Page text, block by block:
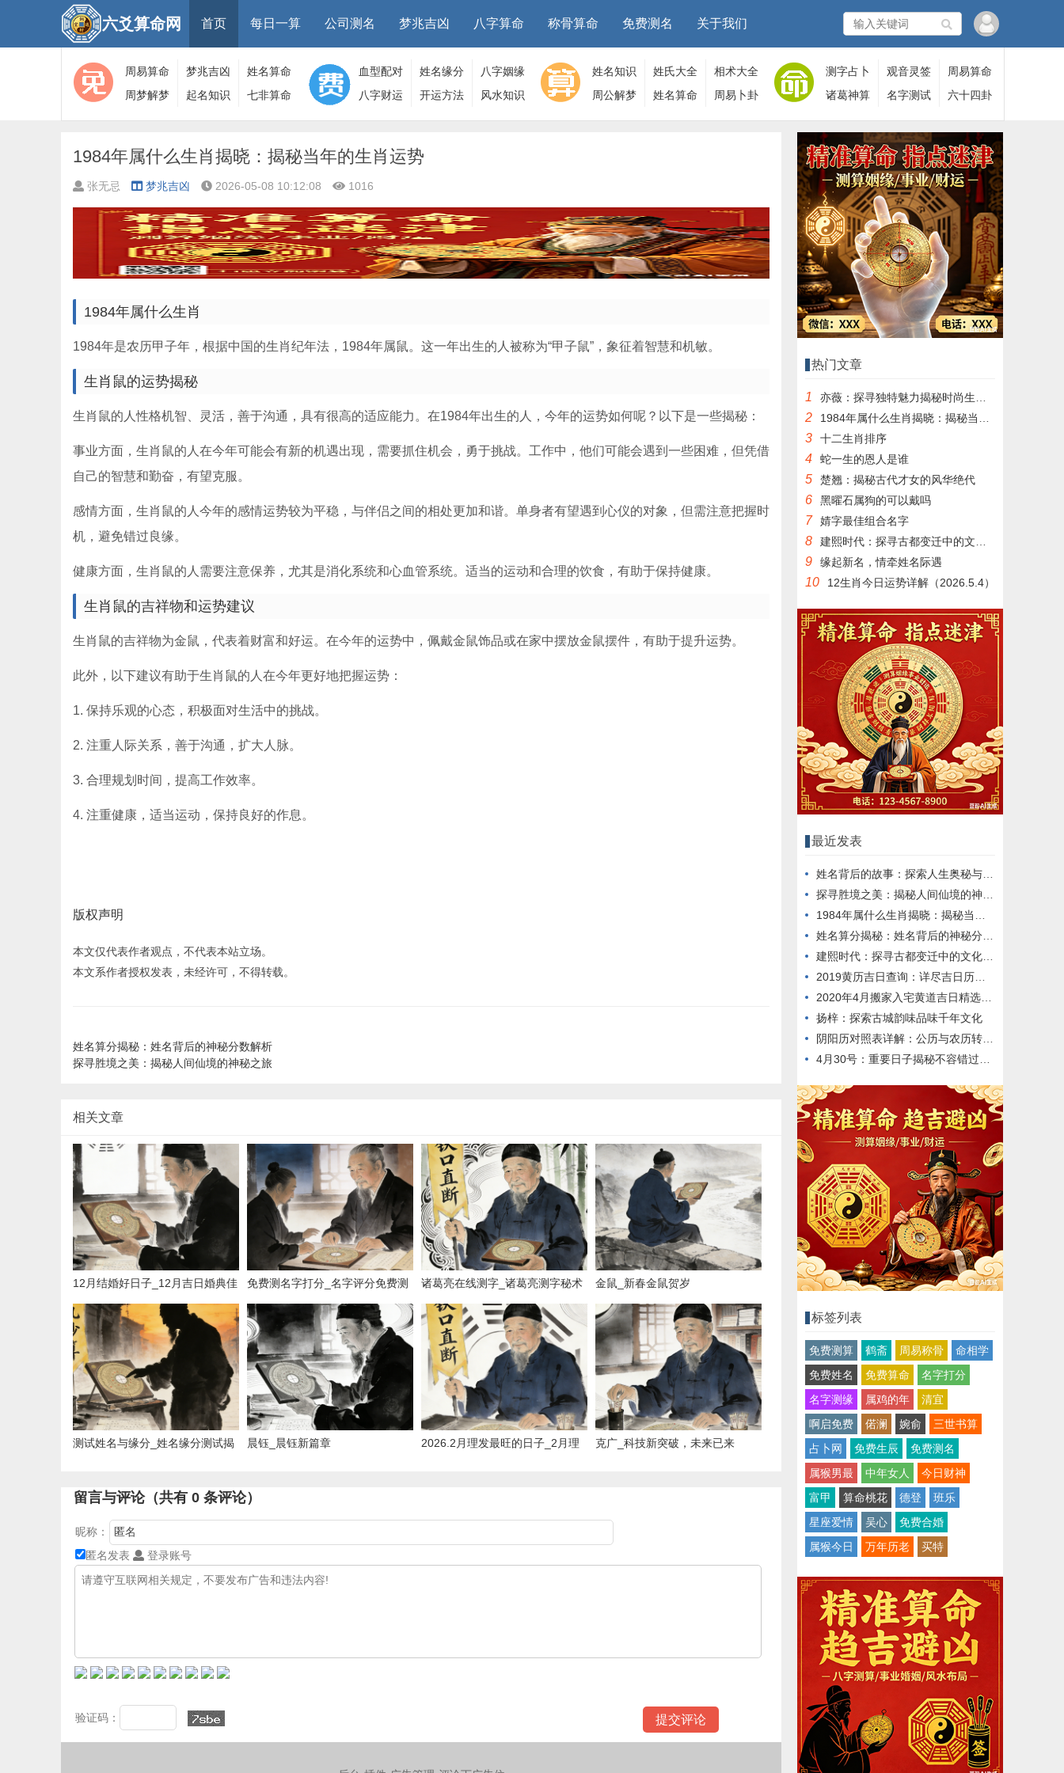
六爻算命网 首页 每日一算 公司测名 梦兆吉凶 八字算命 称骨算命 免费测名 关于我们
周易算命 梦兆吉凶
姓名算命
周梦解梦
大全
起名知识
算命
七非算命
网
血型配对 姓名缘分
八字姻缘
八字财运
开运方法 风水知识
姓名知识 姓氏大全
相术大全
周公解梦
姓名算命 周易卜卦
测字占卜 观音灵签
周易算命
诸葛神算
名字测试 六十四卦
1984年属什么生肖揭晓：揭秘当年的生肖运势
张无忌 梦兆吉凶 2026-05-08 10:12:08 1016
1984年属什么生肖
1984年是农历甲子年，根据中国的生肖纪年法，1984年属鼠。这一年出生的人被称为“甲子鼠”，象征着智慧和机敏。
生肖鼠的运势揭秘
生肖鼠的人性格机智、灵活，善于沟通，具有很高的适应能力。在1984年出生的人，今年的运势如何呢？以下是一些揭秘：
事业方面，生肖鼠的人在今年可能会有新的机遇出现，需要抓住机会，勇于挑战。工作中，他们可能会遇到一些困难，但凭借
自己的智慧和勤奋，有望克服。
感情方面，生肖鼠的人今年的感情运势较为平稳，与伴侣之间的相处更加和谐。单身者有望遇到心仪的对象，但需注意把握时
机，避免错过良缘。
健康方面，生肖鼠的人需要注意保养，尤其是消化系统和心血管系统。适当的运动和合理的饮食，有助于保持健康。
生肖鼠的吉祥物和运势建议
生肖鼠的吉祥物为金鼠，代表着财富和好运。在今年的运势中，佩戴金鼠饰品或在家中摆放金鼠摆件，有助于提升运势。
此外，以下建议有助于生肖鼠的人在今年更好地把握运势：
1. 保持乐观的心态，积极面对生活中的挑战。
2. 注重人际关系，善于沟通，扩大人脉。
3. 合理规划时间，提高工作效率。
4. 注重健康，适当运动，保持良好的作息。
版权声明
本文仅代表作者观点，不代表本站立场。
本文系作者授权发表，未经许可，不得转载。
姓名算分揭秘：姓名背后的神秘分数解析
探寻胜境之美：揭秘人间仙境的神秘之旅
相关文章
12月结婚好日子_12月吉日婚典佳
选
免费测名字打分_名字评分免费测 诸葛亮在线测字_诸葛亮测字秘术 金鼠_新春金鼠贺岁
测试姓名与缘分_姓名缘分测试揭
晨钰_晨钰新篇章
2026.2月理发最旺的日子_2月理
克广_科技新突破，未来已来
留言与评论（共有 0 条评论）
昵称：
匿名发表
登录账号
验证码：
热门文章
1 亦薇：探寻独特魅力揭秘时尚生活态度
2 1984年属什么生肖揭晓：揭秘当年的生肖运势
3 十二生肖排序
4 蛇一生的恩人是谁
5 楚翘：揭秘古代才女的风华绝代
6 黑曜石属狗的可以戴吗
7 婧字最佳组合名字
8 建熙时代：探寻古都变迁中的文化记忆
9 缘起新名，情牵姓名际遇
10 12生肖今日运势详解（2026.5.4）
最近发表
姓名背后的故事：探索人生奥秘与启示
探寻胜境之美：揭秘人间仙境的神秘之旅
1984年属什么生肖揭晓：揭秘当年的生肖运势
姓名算分揭秘：姓名背后的神秘分数解析
建熙时代：探寻古都变迁中的文化记忆
2019黄历吉日查询：详尽吉日历表推荐
2020年4月搬家入宅黄道吉日精选推荐
扬梓：探索古城韵味品味千年文化
阴阳历对照表详解：公历与农历转换指南
4月30号：重要日子揭秘不容错过的历史时刻
标签列表
免费测算 鹤斋 周易称骨
命相学
免费姓名
免费算命
名字打分
名字测缘
属鸡的年
清宜
啊启免费
偌澜 婉俞
三世书算
占卜网
免费生辰
免费测名
属猴男最
中年女人
今日财神
富甲
算命桃花 德登
班乐
星座爱情
吴心
免费合婚
属猴今日
万年历老 买特